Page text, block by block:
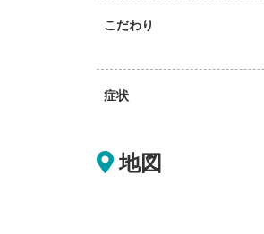
こだわり
症状
地図